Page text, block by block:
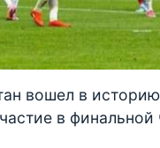
вошел в
в